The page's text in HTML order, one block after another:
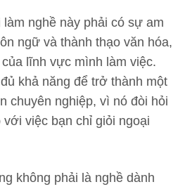
nghề này phải có sự am
ngữ và thành thạo văn hóa,
lĩnh vực mình làm việc.
khả năng để trở thành một
chuyên nghiệp, vì nó đòi hỏi
việc bạn chỉ giỏi ngoại
không phải là nghề dành